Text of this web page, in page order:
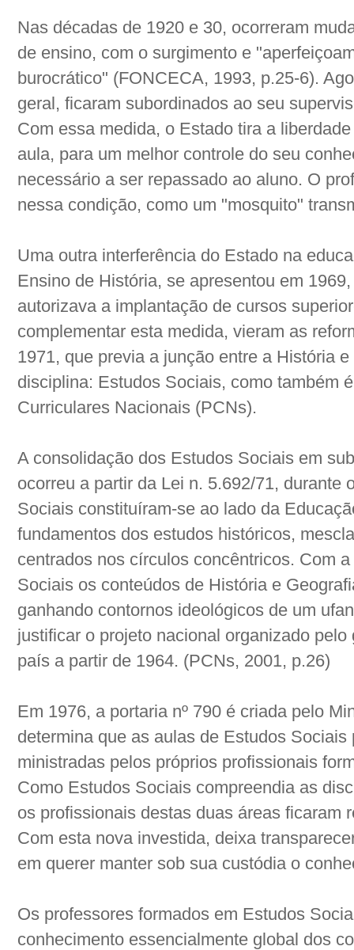
Nas décadas de 1920 e 30, ocorreram
de ensino, com o surgimento e
burocrático" (FONCECA, 1993, p.25-6).
geral, ficaram subordinados ao seu
Com essa medida, o Estado tira a
aula, para um melhor controle do seu
necessário a ser repassado ao aluno. O
nessa condição, como um "mosquito"
Uma outra interferência do Estado na
Ensino de História, se apresentou em
autorizava a implantação de cursos
complementar esta medida, vieram as
1971, que previa a junção entre a História
disciplina: Estudos Sociais, como também
Curriculares Nacionais (PCNs).
A consolidação dos Estudos Sociais em
ocorreu a partir da Lei n. 5.692/71, durante
Sociais constituíram-se ao lado da
fundamentos dos estudos históricos,
centrados nos círculos concêntricos. Com
Sociais os conteúdos de História e
ganhando contornos ideológicos de um
justificar o projeto nacional organizado
país a partir de 1964. (PCNs, 2001, p.26)
Em 1976, a portaria nº 790 é criada pelo
determina que as aulas de Estudos Sociais
ministradas pelos próprios profissionais
Como Estudos Sociais compreendia as
os profissionais destas duas áreas ficaram
Com esta nova investida, deixa
em querer manter sob sua custódia o
Os professores formados em Estudos
conhecimento essencialmente global dos